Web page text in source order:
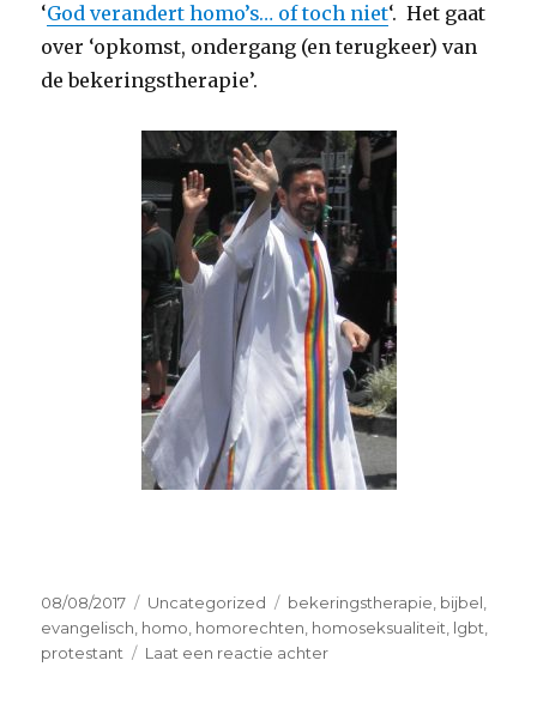
‘God verandert homo’s… of toch niet‘. Het gaat
over ‘opkomst, ondergang (en terugkeer) van
de bekeringstherapie’.
Geplaatst
op
08/08/2017 Categorieën
Uncategorized Tags
bekeringstherapie bijbel
evangelisch homo homorechten homoseksualiteit lgbt
protestant
Laat een reactie achterop